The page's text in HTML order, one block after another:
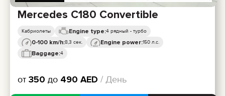
Mercedes C180 Convertible
Кабриолеты Engine type:4 рядный - турбо
0-100 km/h:8,3 сек. Engine power:150 л.с.
Baggage:4
от 350 до 490 AED / День